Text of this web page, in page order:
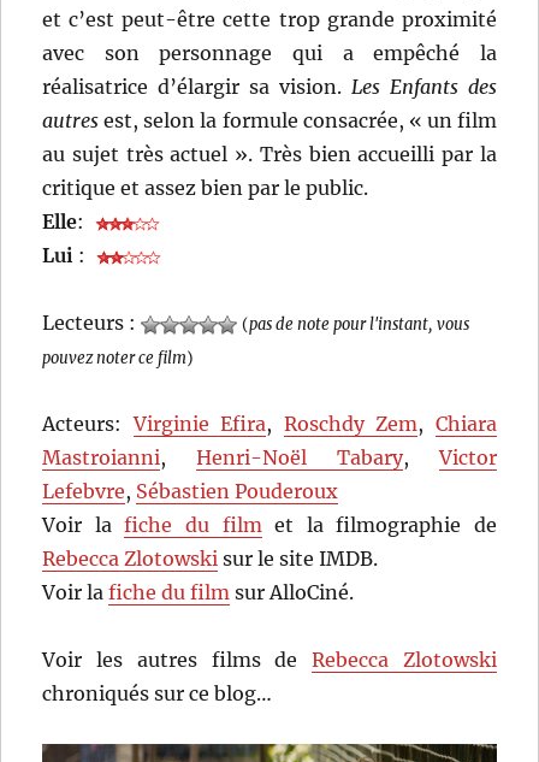
et c’est peut-être cette trop grande proximité
avec son personnage qui a empêché la
réalisatrice d’élargir sa vision. Les Enfants des
autres est, selon la formule consacrée, « un film
au sujet très actuel ». Très bien accueilli par la
critique et assez bien par le public.
Elle:
Lui :
Lecteurs : (pas de note pour l'instant, vous
pouvez noter ce film)
Acteurs:Virginie Efira, Roschdy Zem, Chiara
Mastroianni,Henri-Noël Tabary,Victor
Lefebvre, Sébastien Pouderoux
Voir lafiche du filmet la filmographie de
Rebecca Zlotowski sur le site IMDB.
Voir lafiche du film sur AlloCiné.
Voir les autres films de Rebecca Zlotowski
chroniqués sur ce blog…